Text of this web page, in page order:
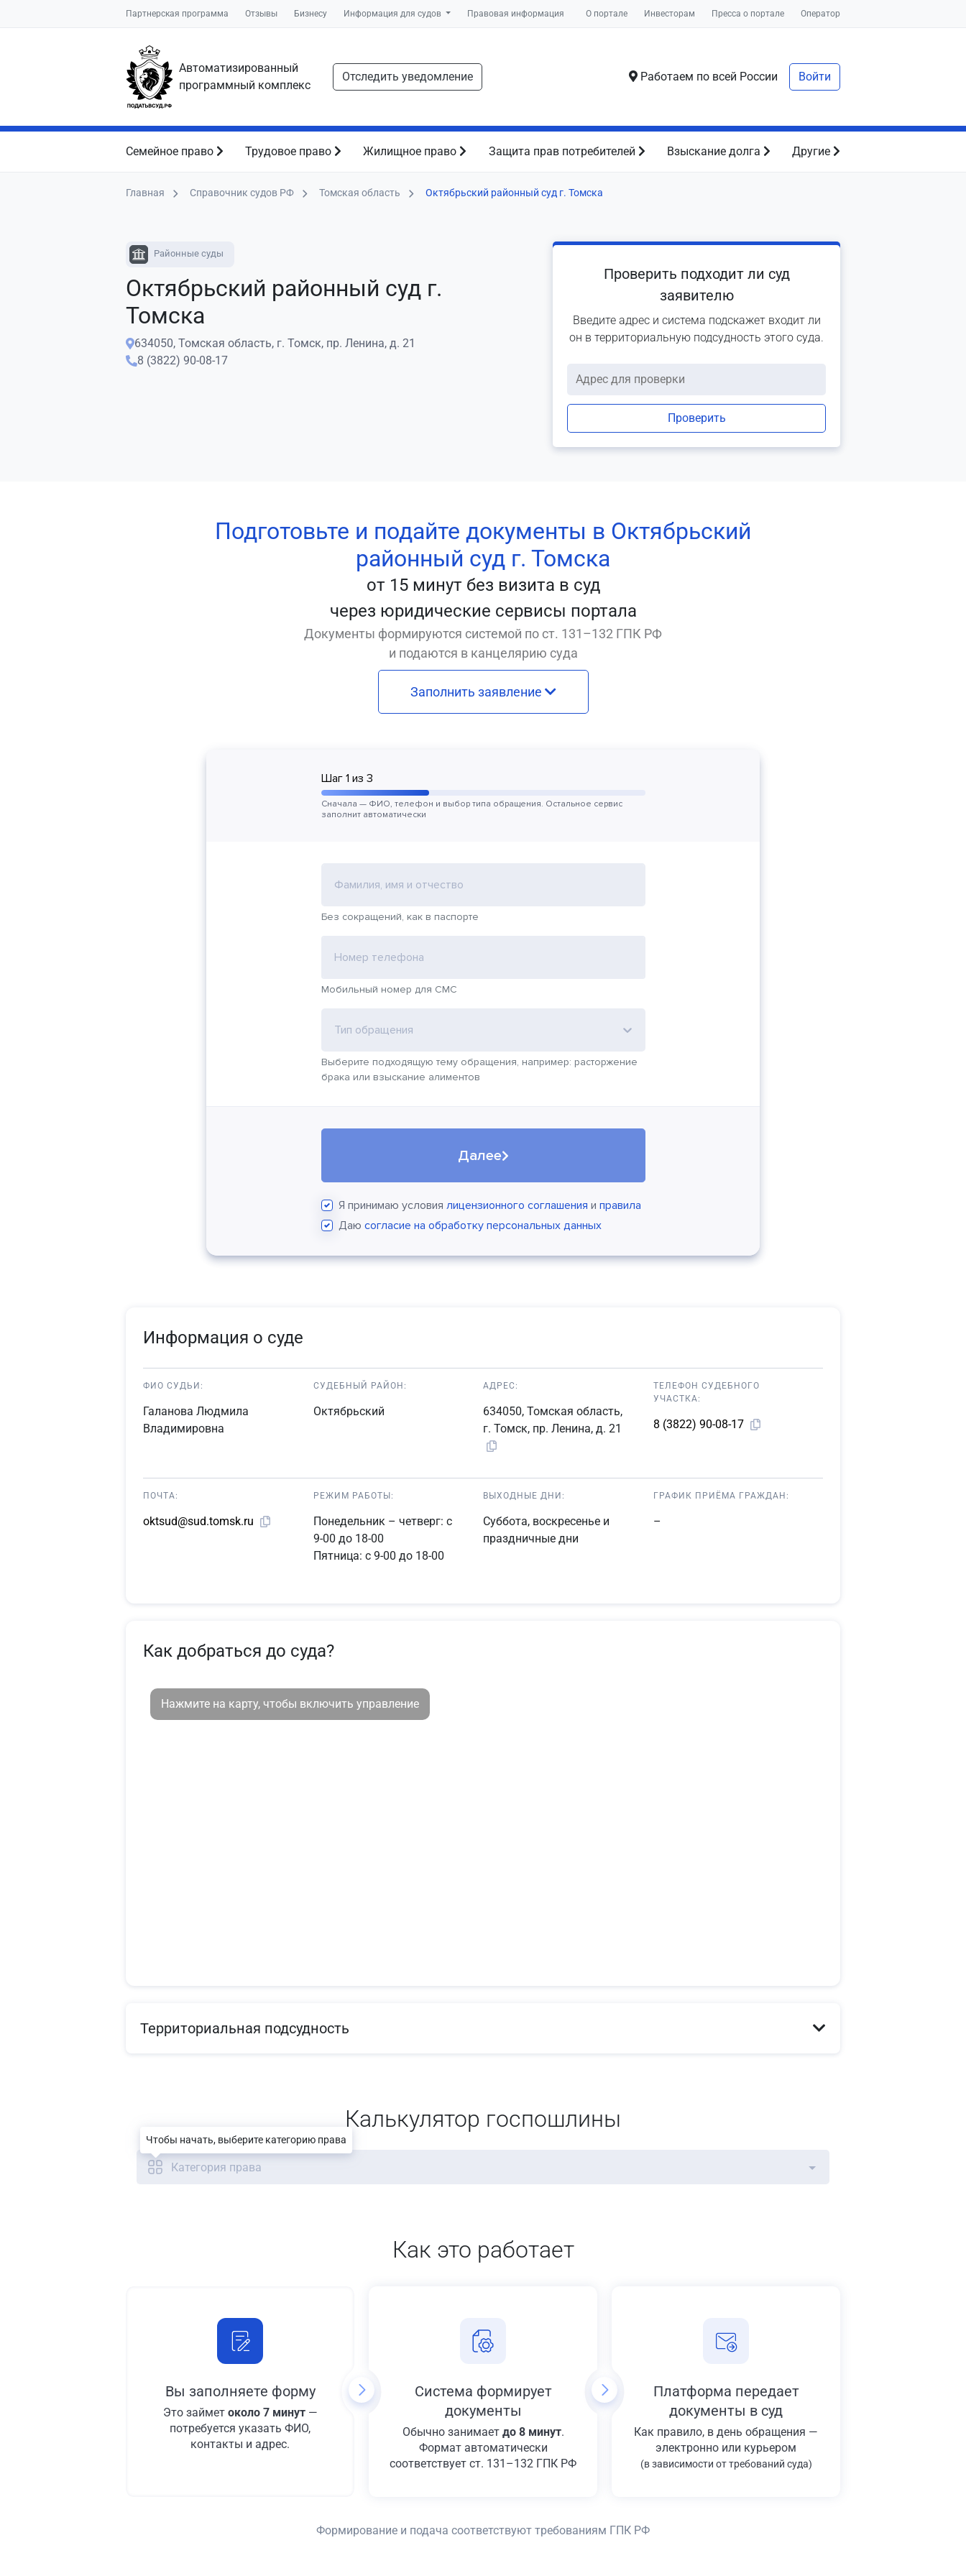
Партнерская программа Отзывы Бизнесу Информация для судов Правовая информация О портале Инвесторам Пресса о портале Оператор
Автоматизированный
программный комплекс
Отследить уведомление Работаем по всей России Войти
Семейное право Трудовое право Жилищное право Защита прав потребителей Взыскание долга Другие
Главная Справочник судов РФ Томская область Октябрьский районный суд г. Томска
Районные суды
Октябрьский районный суд г.
Томска
634050, Томская область, г. Томск, пр. Ленина, д. 21
8 (3822) 90-08-17
Проверить подходит ли суд
заявителю
Введите адрес и система подскажет входит ли
он в территориальную подсудность этого суда.
Проверить
Подготовьте и подайте документы в Октябрьский
районный суд г. Томска
от 15 минут без визита в суд
через юридические сервисы портала
Документы формируются системой по ст. 131–132 ГПК РФ
и подаются в канцелярию суда
Заполнить заявление
Шаг 1 из 3
Сначала — ФИО, телефон и выбор типа обращения. Остальное сервис
заполнит автоматически
Фамилия, имя и отчество
Без сокращений, как в паспорте
Номер телефона
Мобильный номер для СМС
Тип обращения
Выберите подходящую тему обращения, например: расторжение
брака или взыскание алиментов
Далее
Я принимаю условия лицензионного соглашения и правила
Даю согласие на обработку персональных данных
Информация о суде
ФИО СУДЬИ:
Галанова Людмила
Владимировна
СУДЕБНЫЙ РАЙОН:
Октябрьский
АДРЕС:
634050, Томская область,
г. Томск, пр. Ленина, д. 21
ТЕЛЕФОН СУДЕБНОГО
УЧАСТКА:
8 (3822) 90-08-17
ПОЧТА:
oktsud@sud.tomsk.ru
РЕЖИМ РАБОТЫ:
Понедельник – четверг: с
9-00 до 18-00
Пятница: с 9-00 до 18-00
ВЫХОДНЫЕ ДНИ:
Суббота, воскресенье и
праздничные дни
ГРАФИК ПРИЁМА ГРАЖДАН:
–
Как добраться до суда?
Нажмите на карту, чтобы включить управление
Территориальная подсудность
Калькулятор госпошлины
Категория права
Как это работает
Вы заполняете форму
Это займет около 7 минут—
потребуется указать ФИО,
контакты и адрес.
Система формирует
документы
Обычно занимает до 8 минут.
Формат автоматически
соответствует ст. 131–132 ГПК РФ
Платформа передает
документы в суд
Как правило, в день обращения —
электронно или курьером
(в зависимости от требований суда)
Формирование и подача соответствуют требованиям ГПК РФ
Чтобы начать, выберите категорию права